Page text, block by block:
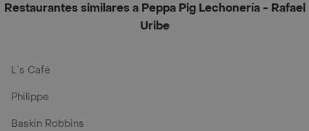
Restaurantes similares a Peppa Pig Lechonería - Rafael
Uribe
L´s Café
Philippe
Baskin Robbins